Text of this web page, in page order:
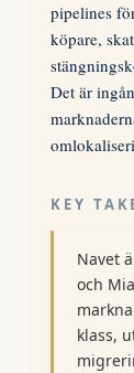
pipelines
köpare,
Det är
KEY
Navet
och
klass,